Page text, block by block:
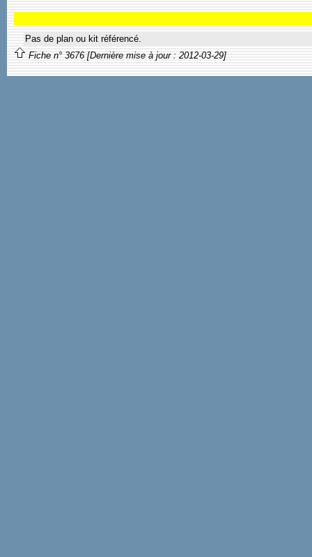
Pas de plan ou kit référencé.
Fiche n° 3676 [Dernière mise à jour : 2012-03-29]